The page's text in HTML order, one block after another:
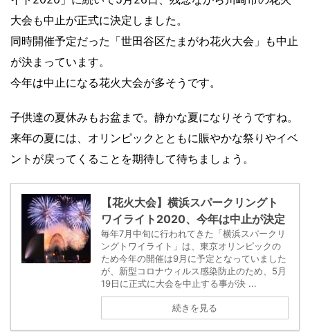
大会も中止が正式に決定しました。
同時開催予定だった「世田谷区たまがわ花火大会」も中止
が決まっています。
今年は中止になる花火大会が多そうです。
子供達の夏休みもお盆まで。静かな夏になりそうですね。
来年の夏には、オリンピックとともに賑やかな祭りやイベ
ントが戻ってくることを期待して待ちましょう。
【花火大会】横浜スパークリングト
ワイライト2020、今年は中止が決定
毎年7月中旬に行われてきた「横浜スパークリ
ングトワイライト」は、東京オリンピックの
ため今年の開催は9月に予定となっていました
が、新型コロナウィルス感染防止のため、5月
19日に正式に大会を中止する事が決 ...
続きを見る